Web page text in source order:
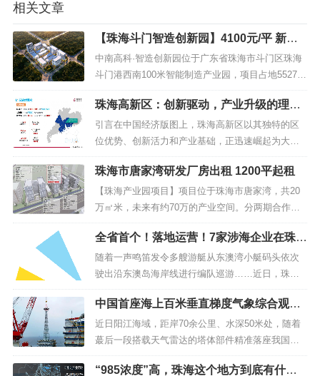
相关文章
【珠海斗门智造创新园】4100元/平 新一
代信息技术产业和高端装备制造产业
中南高科·智造创新园位于广东省珠海市斗门区珠海
斗门港西南100米智能制造产业园，项目占地55278
平方米，由珠海市锦实智能设备制造有限公司开
发，产品类型包括标准厂房、产业大厦和综合配套
大楼，建筑形式为独栋（4层）和高层（10层），主
要招商产业为新一代信息技术产业和高端装备制造
产业。中南高科·智造创新...
珠海高新区：创新驱动，产业升级的理想
选择
引言在中国经济版图上，珠海高新区以其独特的区
位优势、创新活力和产业基础，正迅速崛起为大湾
区乃至全国的科技创新高地。随着一系列国家战略
的深入实施，珠海高新区正迎来前所未有的发展机
遇，成为国内外企业投资兴业的热土。一、区位优
势：粤港澳大湾区的门户枢纽珠海高新区位于珠江
西岸，是粤港澳大湾区的重要门户枢纽。...
珠海市唐家湾研发厂房出租 1200平起租
【珠海产业园项目】项目位于珠海市唐家湾，共20
万㎡米，未来有约70万的产业空间。分两期合作，
一期约10万㎡米已经封顶，预计8月可以交付。【一
期项目】一期项目规划图一期户型图一期项目基本
参数【总占地】：3.64万㎡【总建面】：11万㎡
【产权年限】：50年【用地性质】：M1【产品性
质】：厂房【层高】：首...
全省首个！落地运营！7家涉海企业在珠海
集中签约
随着一声鸣笛发令多艘游艇从东澳湾小艇码头依次
驶出沿东澳岛海岸线进行编队巡游……近日，珠海
万山海洋开发试验区游艇租赁首航仪式在东澳岛举
行，标志着全省首个游艇租赁项目正式落地运营。
活动现场，7家涉海企业集中签约，将围绕游艇全产
业链配套与海上业态创新展开合作，为珠海万山海
洋经济发展注入新动力。游艇沿东澳岛...
中国首座海上百米垂直梯度气象综合观测
塔落成！“硬核”雷达来自珠海高新区→
近日阳江海域，距岸70余公里、水深50米处，随着
蕞后一段搭载天气雷达的塔体部件精准落座我国首
座海上百米垂直梯度气象综合观测塔成功安装。站
在塔顶“C位”的，是珠海高新区企业广东纳睿雷达科
“985浓度”高，珠海这个地方到底有什